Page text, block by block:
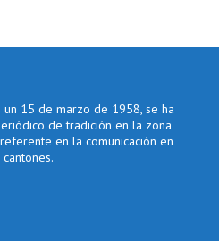
15 de marzo de 1958, se ha
de tradición en la zona
en la comunicación en